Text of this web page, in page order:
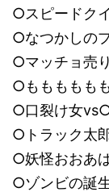
○スピードク
○なつかしの
○マッチョ売
○ももももも
○口裂け女
○トラック太
○妖怪おおあ
○ゾンビの誕